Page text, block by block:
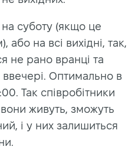
суботу (якщо це
на всі вихідні, так,
не рано вранці та
ввечері. Оптимально в
Так співробітники
живуть, зможуть
і у них залишиться